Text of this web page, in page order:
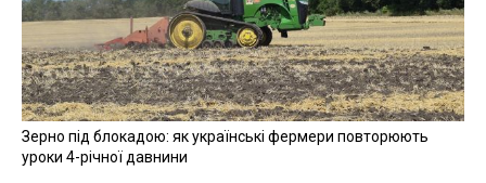
Зерно під блокадою: як українські фермери повторюють
уроки 4-річної давнини